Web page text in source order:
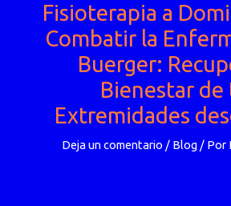
Fisioterapia a
Combatir la
Buerger:
Bienestar de
Extremidades
Deja un comentario / Blog/ Por